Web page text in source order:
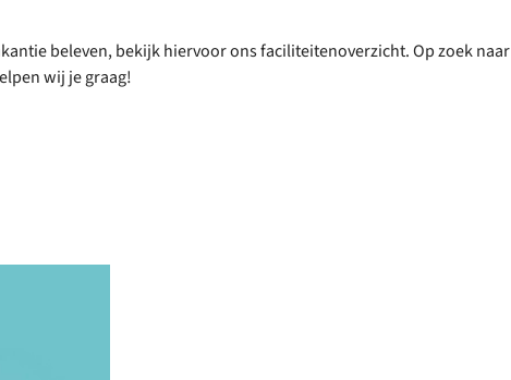
beleven, bekijk hiervoor ons faciliteitenoverzicht. Op zoek naar
wij je graag!